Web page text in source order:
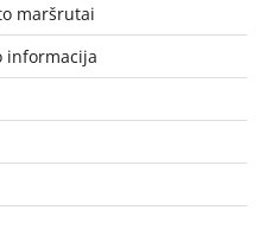
maršrutai
informacija